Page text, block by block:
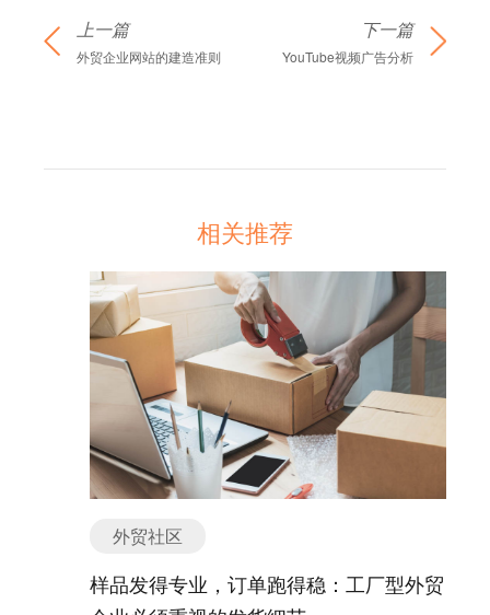
上一篇
外贸企业网站的建造准则
下一篇
YouTube视频广告分析
相关推荐
外贸社区
样品发得专业，订单跑得稳：工厂型外贸